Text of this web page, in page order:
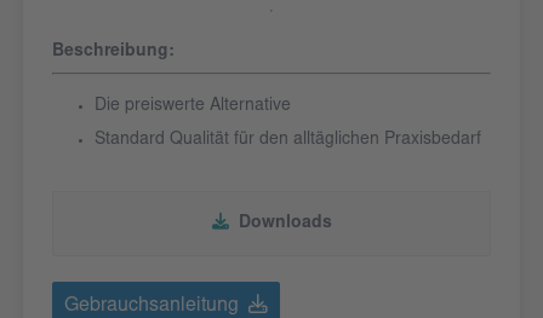
Beschreibung:
Die preiswerte Alternative
Standard Qualität für den alltäglichen Praxisbedarf
Downloads
Gebrauchsanleitung